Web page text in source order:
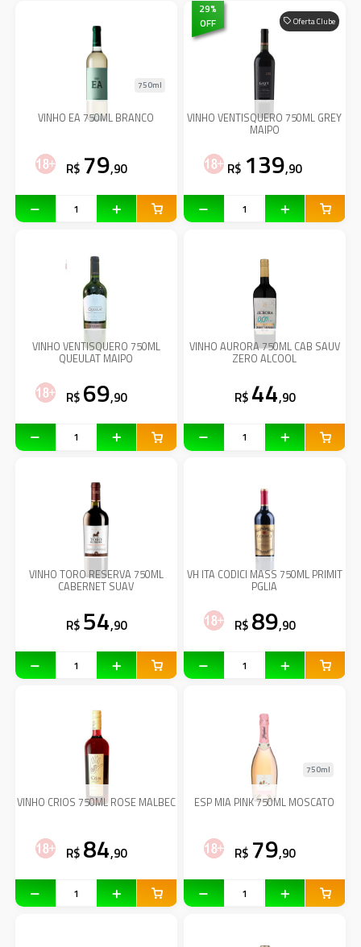
VINHO EA 750ML BRANCO
750ml
R$ 79,90
Oferta Clube
29%
OFF
VINHO VENTISQUERO 750ML GREY
MAIPO
R$ 139,90
VINHO VENTISQUERO 750ML
QUEULAT MAIPO
R$ 69,90
VINHO AURORA 750ML CAB SAUV
ZERO ALCOOL
R$ 44,90
VINHO TORO RESERVA 750ML
CABERNET SUAV
R$ 54,90
VH ITA CODICI MASS 750ML PRIMIT
PGLIA
R$ 89,90
VINHO CRIOS 750ML ROSE MALBEC
R$ 84,90
ESP MIA PINK 750ML MOSCATO
750ml
R$ 79,90